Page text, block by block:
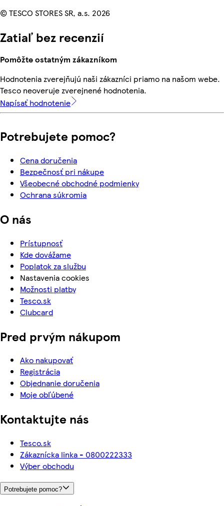
© TESCO STORES SR, a.s. 2026
Zatiaľ bez recenzií
Pomôžte ostatným zákazníkom
Hodnotenia zverejňujú naši zákazníci priamo na našom webe.
Tesco neoveruje zverejnené hodnotenia.
Napísať hodnotenie
Potrebujete pomoc?
Cena doručenia
Bezpečnosť pri nákupe
Všeobecné obchodné podmienky
Ochrana súkromia
O nás
Prístupnosť
Kde dovážame
Poplatok za službu
Nastavenia cookies
Možnosti platby
Tesco.sk
Clubcard
Pred prvým nákupom
Ako nakupovať
Registrácia
Objednanie doručenia
Moje obľúbené
Kontaktujte nás
Tesco.sk
Zákaznícka linka - 0800222333
Výber obchodu
Potrebujete pomoc?